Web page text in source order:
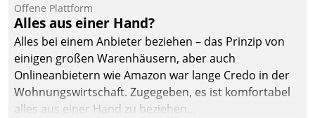
einsehen und ändern
oder
Schadensmeldungen
abgeben – rund um die
Uhr.
Offene Plattform
Alles aus einer Hand?
Alles bei einem Anbieter beziehen – das Prinzip von
einigen großen Warenhäusern, aber auch
Onlineanbietern wie Amazon war lange Credo in der
Wohnungswirtschaft. Zugegeben, es ist komfortabel
alles aus einer Hand zu beziehen...